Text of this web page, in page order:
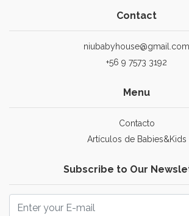
Contact
niubabyhouse@gmail.com
+56 9 7573 3192
Menu
Contacto
Artículos de Babies&Kids
Subscribe to Our